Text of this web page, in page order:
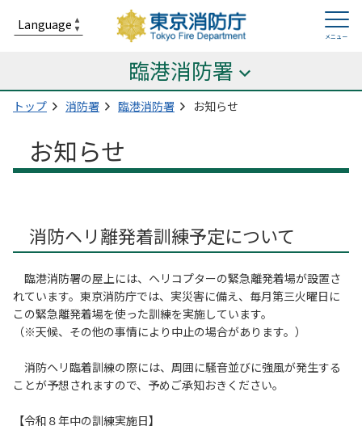
臨港消防署
トップ 消防署 臨港消防署 お知らせ
お知らせ
消防ヘリ離発着訓練予定について
臨港消防署の屋上には、ヘリコプターの緊急離発着場が設置さ
れています。東京消防庁では、実災害に備え、毎月第三火曜日に
この緊急離発着場を使った訓練を実施しています。
（※天候、その他の事情により中止の場合があります。）
消防ヘリ臨着訓練の際には、周囲に騒音並びに強風が発生する
ことが予想されますので、予めご承知おきください。
【令和８年中の訓練実施日】